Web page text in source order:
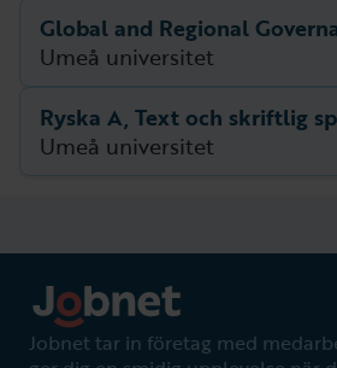
Utbildningsperiod
Beskrivning
Beskrivning för utbildningen
Utbildningsperiod
Global and Regional
Umeå universitet
Beskrivning
Beskrivning för utbildningen
Ryska A, Text och skriftlig
Umeå universitet
Nästa startdatum
Utbildningsperiod
Jobnet tar in företag med